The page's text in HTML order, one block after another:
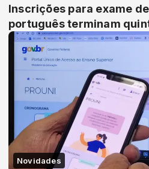
Inscrições para exame
português terminam
Novidades